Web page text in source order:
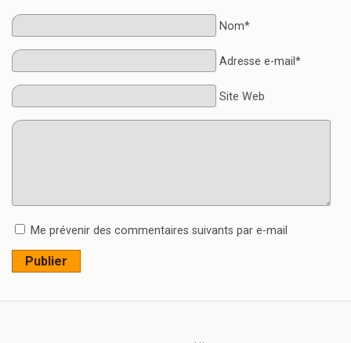
Nom*
Adresse e-mail*
Site Web
Me prévenir des commentaires suivants par e-mail
Publier